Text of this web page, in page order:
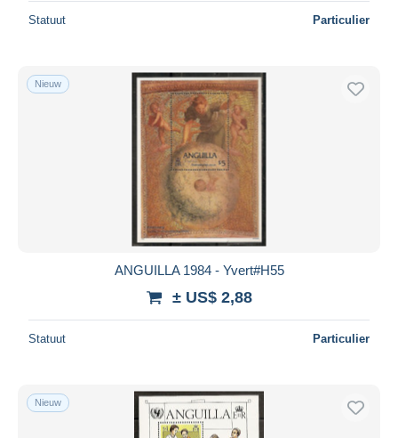
Statuut Particulier
Nieuw
ANGUILLA 1984 - Yvert#H55
± US$ 2,88
Statuut Particulier
Nieuw